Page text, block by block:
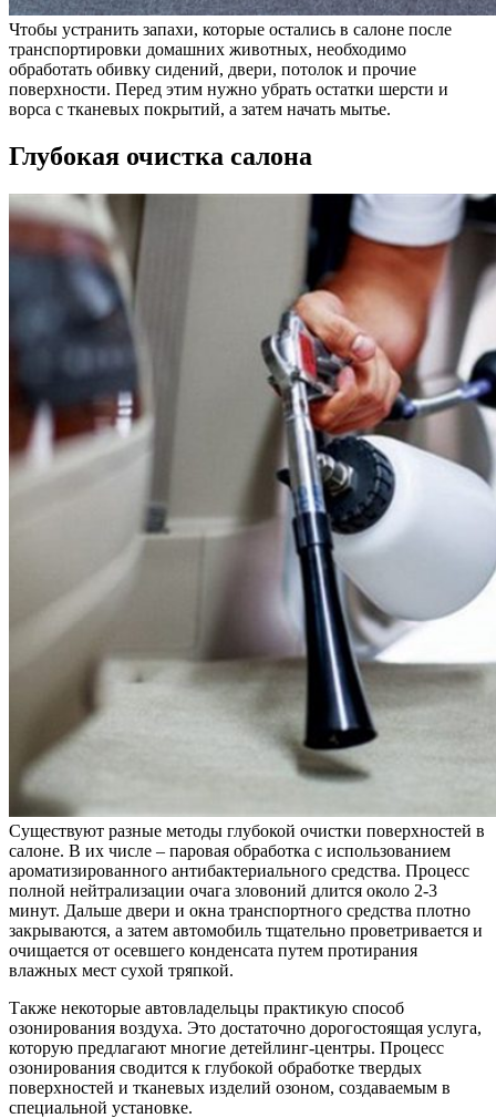
Чтобы устранить запахи, которые остались в салоне после
транспортировки домашних животных, необходимо
обработать обивку сидений, двери, потолок и прочие
поверхности. Перед этим нужно убрать остатки шерсти и
ворса с тканевых покрытий, а затем начать мытье.
Глубокая очистка салона
Существуют разные методы глубокой очистки поверхностей в
салоне. В их числе – паровая обработка с использованием
ароматизированного антибактериального средства. Процесс
полной нейтрализации очага зловоний длится около 2-3
минут. Дальше двери и окна транспортного средства плотно
закрываются, а затем автомобиль тщательно проветривается и
очищается от осевшего конденсата путем протирания
влажных мест сухой тряпкой.
Также некоторые автовладельцы практикую способ
озонирования воздуха. Это достаточно дорогостоящая услуга,
которую предлагают многие детейлинг-центры. Процесс
озонирования сводится к глубокой обработке твердых
поверхностей и тканевых изделий озоном, создаваемым в
специальной установке.